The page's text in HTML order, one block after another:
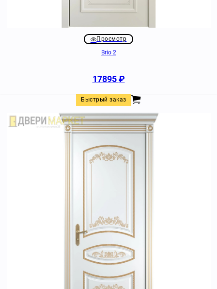
Просмотр
Brio 2
17895₽
Быстрый заказ